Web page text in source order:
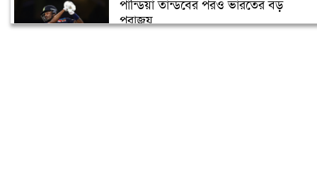
পান্ডিয়া তান্ডবের পরও ভারতের বড়
পরাজয়